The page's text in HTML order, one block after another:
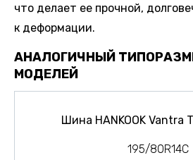
что делает ее прочной,
к деформации.
АНАЛОГИЧНЫЙ
МОДЕЛЕЙ
Шина HANKOOK Vantra
195/80R14C